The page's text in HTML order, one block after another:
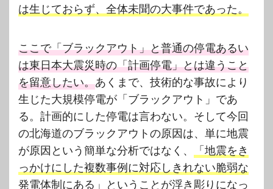
は生じておらず、全体未聞の大事件であった。
ここで「ブラックアウト」と普通の停電あるい
は東日本大震災時の「計画停電」とは違うこと
を留意したい。あくまで、技術的な事故により
生じた大規模停電が「ブラックアウト」であ
る。計画的にした停電は言わない。そして今回
の北海道のブラックアウトの原因は、単に地震
が原因という簡単な分析ではなく、
「地震をき
っかけにした複数事例に対応しきれない脆弱な
発電体制にある」 ということが浮き彫りになっ